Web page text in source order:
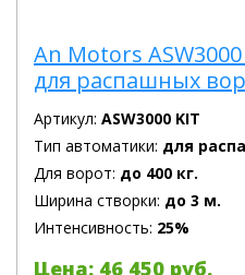
An Motors
для распашных
Артикул: ASW3000 KIT
Тип автоматики: для
Для ворот: до 400 кг.
Ширина створки: до 3 м.
Интенсивность: 25%
Цена: 46 450 руб.